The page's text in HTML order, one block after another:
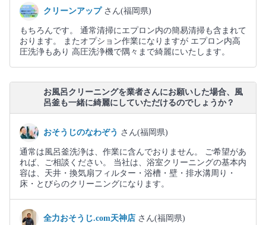
クリーンアップ さん(福岡県)
もちろんです。 通常清掃にエプロン内の簡易清掃も含まれて
おります。 またオプション作業になりますが エプロン内高
圧洗浄もあり 高圧洗浄機で隅々まで綺麗にいたします。
お風呂クリーニングを業者さんにお願いした場合、風
呂釜も一緒に綺麗にしていただけるのでしょうか？
おそうじのなわぞう さん(福岡県)
通常は風呂釜洗浄は、作業に含んでおりません。 ご希望があ
れば、ご相談ください。 当社は、浴室クリーニングの基本内
容は、天井・換気扇フィルター・浴槽・壁・排水溝周り・
床・とびらのクリーニングになります。
全力おそうじ.com天神店 さん(福岡県)